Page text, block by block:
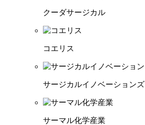
クーダサージカル
コエリス
サージカルイノベーションズ
サーマル化学産業